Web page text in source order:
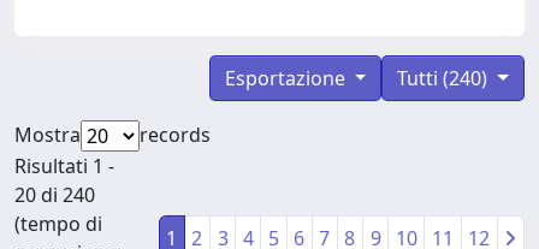
Tutti (240)
Esportazione
Mostra
records
Risultati 1 -
20 di 240
(tempo di
1 2 3 4 5 6 7 8 9 10 11 12